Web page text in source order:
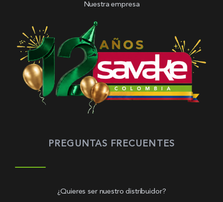
Nuestra empresa
PREGUNTAS FRECUENTES
¿Quieres ser nuestro distribuidor?